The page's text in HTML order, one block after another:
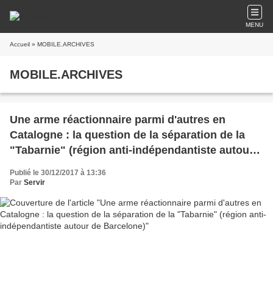
MENU
Accueil » MOBILE.ARCHIVES
MOBILE.ARCHIVES
Une arme réactionnaire parmi d'autres en
Catalogne : la question de la séparation de la
"Tabarnie" (région anti-indépendantiste autour
de Barcelone)
Publié le 30/12/2017 à 13:36
Par Servir